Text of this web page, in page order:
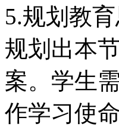
5.规划教
规划出本
案。学生
作学习使